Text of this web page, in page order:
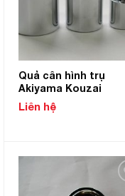
Quả cân hình trụ
Akiyama Kouzai
Liên hệ